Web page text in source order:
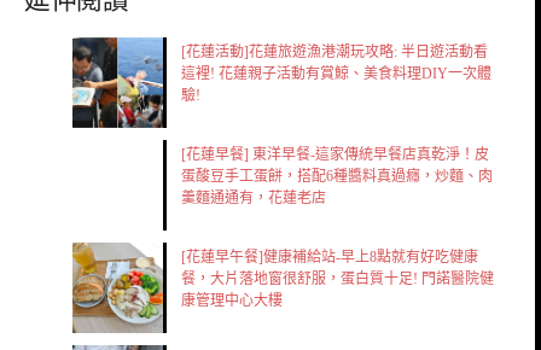
[花蓮活動]花蓮旅遊漁港潮玩攻略: 半日遊活動看
這裡! 花蓮親子活動有賞鯨、美食料理DIY一次體
驗!
[花蓮早餐] 東洋早餐-這家傳統早餐店真乾淨！皮
蛋酸豆手工蛋餅，搭配6種醬料真過癮，炒麵、肉
羹麵通通有，花蓮老店
[花蓮早午餐]健康補給站-早上8點就有好吃健康
餐，大片落地窗很舒服，蛋白質十足! 門諾醫院健
康管理中心大樓